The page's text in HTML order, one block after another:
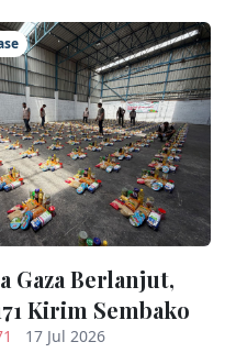
Gaza Berlanjut,
Kirim Sembako
17 Jul 2026